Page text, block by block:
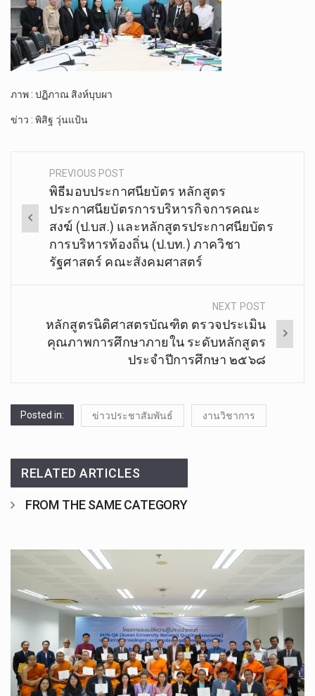
ภาพ : ปฏิภาณ สิงห์บุบผา
ข่าว : พิสิฐ วุ่นแป้น
Post
navigation
PREVIOUS POST
พิธีมอบประกาศนียบัตร หลักสูตร
ประกาศนียบัตรการบริหารกิจการคณะ
สงฆ์ (ป.บส.) และหลักสูตรประกาศนียบัตร
การบริหารท้องถิ่น (ป.บท.) ภาควิชา
รัฐศาสตร์ คณะสังคมศาสตร์
NEXT POST
หลักสูตรนิติศาสตรบัณฑิต ตรวจประเมิน
คุณภาพการศึกษาภายใน ระดับหลักสูตร
ประจำปีการศึกษา ๒๕๖๘
Posted in: ข่าวประชาสัมพันธ์ งานวิชาการ
RELATED ARTICLES
FROM THE SAME CATEGORY